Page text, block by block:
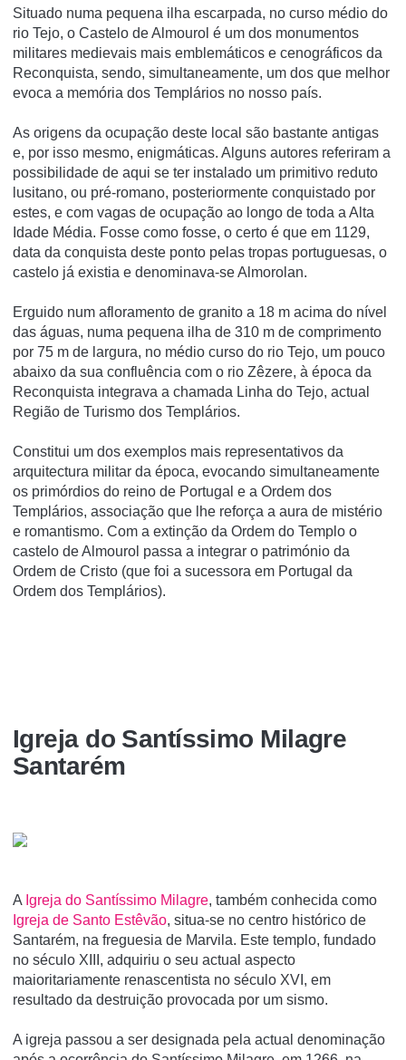
Situado numa pequena ilha escarpada, no curso médio do
rio Tejo, o Castelo de Almourol é um dos monumentos
militares medievais mais emblemáticos e cenográficos da
Reconquista, sendo, simultaneamente, um dos que melhor
evoca a memória dos Templários no nosso país.
As origens da ocupação deste local são bastante antigas
e, por isso mesmo, enigmáticas. Alguns autores referiram a
possibilidade de aqui se ter instalado um primitivo reduto
lusitano, ou pré-romano, posteriormente conquistado por
estes, e com vagas de ocupação ao longo de toda a Alta
Idade Média. Fosse como fosse, o certo é que em 1129,
data da conquista deste ponto pelas tropas portuguesas, o
castelo já existia e denominava-se Almorolan.
Erguido num afloramento de granito a 18 m acima do ní­vel
das águas, numa pequena ilha de 310 m de comprimento
por 75 m de largura, no médio curso do rio Tejo, um pouco
abaixo da sua confluência com o rio Zêzere, à época da
Reconquista integrava a chamada Linha do Tejo, actual
Região de Turismo dos Templários.
Constitui um dos exemplos mais representativos da
arquitectura militar da época, evocando simultaneamente
os primórdios do reino de Portugal e a Ordem dos
Templários, associação que lhe reforça a aura de mistério
e romantismo. Com a extinção da Ordem do Templo o
castelo de Almourol passa a integrar o património da
Ordem de Cristo (que foi a sucessora em Portugal da
Ordem dos Templários).
Igreja do Santí­ssimo Milagre
Santarém
A Igreja do Santí­ssimo Milagre, também conhecida como
Igreja de Santo Estêvão, situa-se no centro histórico de
Santarém, na freguesia de Marvila. Este templo, fundado
no século XIII, adquiriu o seu actual aspecto
maioritariamente renascentista no século XVI, em
resultado da destruição provocada por um sismo.
A igreja passou a ser designada pela actual denominação